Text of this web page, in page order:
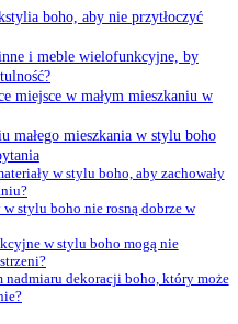
boho, aby nie przytłoczyć
i meble wielofunkcyjne, by
miejsce w małym mieszkaniu w
małego mieszkania w stylu boho
w stylu boho, aby zachowały
stylu boho nie rosną dobrze w
w stylu boho mogą nie
nadmiaru dekoracji boho, który może